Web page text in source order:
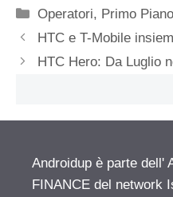
Categorie
Operatori, Primo Piano
HTC e T-Mobile
HTC Hero: Da Luglio
Androidup è parte dell'
FINANCE del network